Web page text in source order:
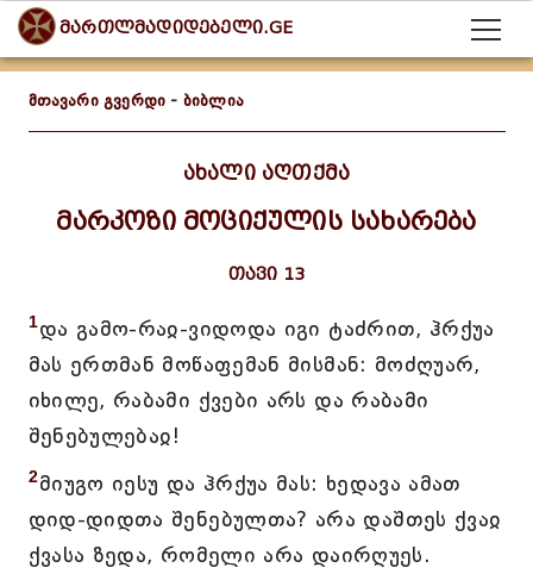
მართლმადიდებელი.GE
მთავარი გვერდი - ბიბლია
ახალი აღთქმა
მარკოზი მოციქულის სახარება
თავი 13
1და გამო-რაჲ-ვიდოდა იგი ტაძრით, ჰრქუა
მას ერთმან მოწაფემან მისმან: მოძღუარ,
იხილე, რაბამი ქვები არს და რაბამი
შენებულებაჲ!
2მიუგო იესუ და ჰრქუა მას: ხედავა ამათ
დიდ-დიდთა შენებულთა? არა დაშთეს ქვაჲ
ქვასა ზედა, რომელი არა დაირღუეს.